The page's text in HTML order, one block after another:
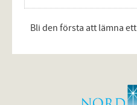
Bli den första att lämna